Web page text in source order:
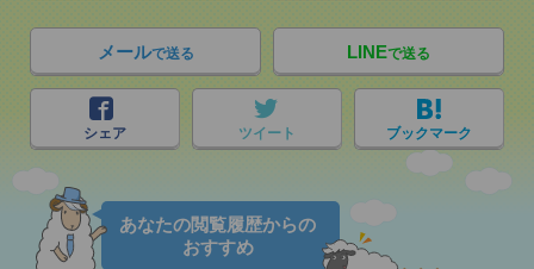
メールで送る LINEで送る
シェア ツイート ブックマーク
あなたの閲覧履歴からの
おすすめ